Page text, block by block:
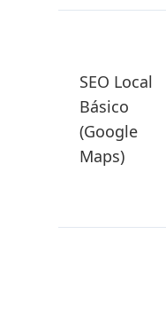
SEO Local
Básico
(Google
Maps)